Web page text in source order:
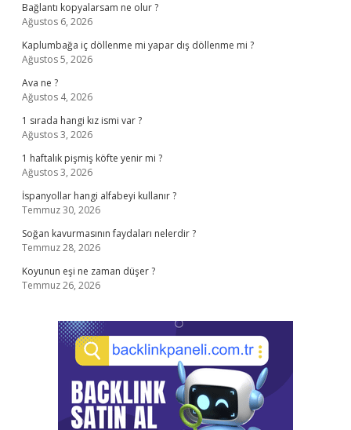
Bağlantı kopyalarsam ne olur ?
Ağustos 6, 2026
Kaplumbağa iç döllenme mi yapar dış döllenme mi ?
Ağustos 5, 2026
Ava ne ?
Ağustos 4, 2026
1 sırada hangi kız ismi var ?
Ağustos 3, 2026
1 haftalık pişmiş köfte yenir mi ?
Ağustos 3, 2026
İspanyollar hangi alfabeyi kullanır ?
Temmuz 30, 2026
Soğan kavurmasının faydaları nelerdir ?
Temmuz 28, 2026
Koyunun eşi ne zaman düşer ?
Temmuz 26, 2026